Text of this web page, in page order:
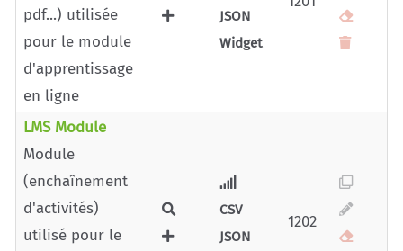
pdf...) utilisée
pour le module
d'apprentissage
en ligne
JSON
Widget
LMS Module
Module
(enchaînement
d'activités)
utilisé pour le
CSV
JSON
1202